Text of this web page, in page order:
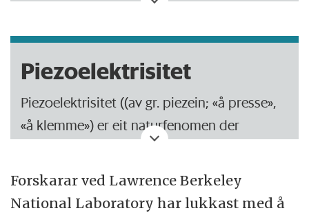
Denne saken er produsert av NRK.
Piezoelektrisitet
Piezoelektrisitet ((av gr. piezein; «å presse»,
«å klemme») er eit naturfenomen der
materiale beståande av krystallar blir påført
press.
Forskarar ved Lawrence Berkeley
National Laboratory har lukkast med å